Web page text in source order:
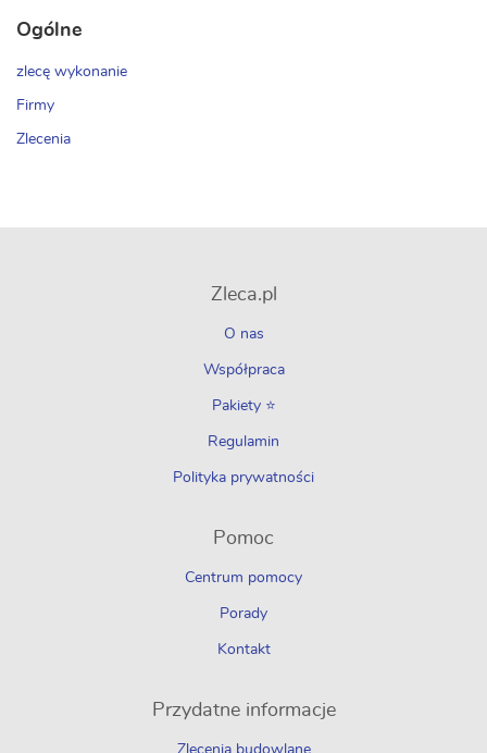
Ogólne
zlecę wykonanie
Firmy
Zlecenia
Zleca.pl
O nas
Współpraca
Pakiety ⭐
Regulamin
Polityka prywatności
Pomoc
Centrum pomocy
Porady
Kontakt
Przydatne informacje
Zlecenia budowlane